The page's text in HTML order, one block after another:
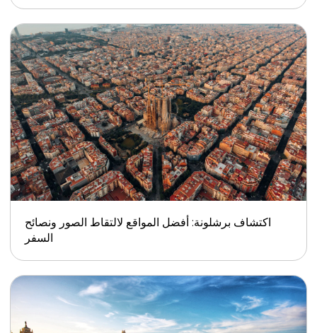
اكتشاف برشلونة: أفضل المواقع لالتقاط الصور ونصائح
السفر